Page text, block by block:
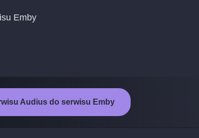
Emby
Audius do serwisu Emby